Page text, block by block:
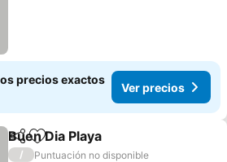
precios exactos
Ver precios
CompartirAgregar a favoritos
Buen Dia Playa
/
Puntuación no disponible